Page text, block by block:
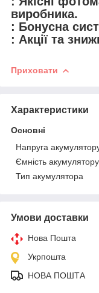
виробника.
: Бонусна
: Акції та
Приховати
Характеристики
Основні
Напруга
Ємність акумулятору
Тип акумулятора
Умови доставки
Нова Пошта
Укрпошта
НОВА ПОШТА